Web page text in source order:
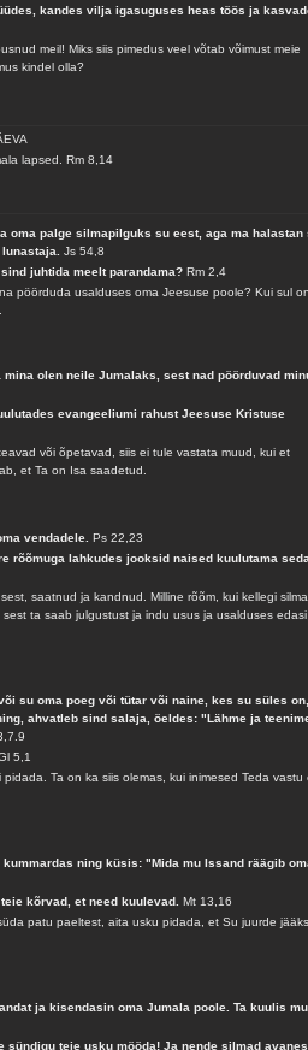
kandes vilja igasuguses heas töös ja
meil! Miks siis pimedus veel võtab võimust meie
kindel olla?
lapsed.Rm 8,14
oma palge silmapilguks su eest, aga ma halastan
lunastaja.Js 54,8
juhtida meelt parandama?Rm 2,4
pöörduda usalduses oma Jeesuse poole? Kui sul on
olen neile Jumalaks, sest nad pöörduvad
evangeeliumi rahust Jeesuse Kristuse
või õpetavad, siis ei tule vastata muud, kui et
et Ta on Isa saadetud.
vendadele.Ps 22,23
rõõmuga lahkudes jooksid naised kuulutama seda
saatnud ja kandnud. Milline rõõm, kui kellegi
ta saab julgustust ja indu usus ja usalduses edasi
su oma poeg või tütar või naine, kes su süles on,
ahvatleb sind salaja, öeldes: "Lähme ja
5,1
Ta on ka siis olemas, kui inimesed Teda vastu
ning küsis: "Mida mu Issand räägib
kõrvad, et need kuulevad.Mt 13,16
patu paeltest, aita usku pidada, et Su juurde
ja kisendasin oma Jumala poole. Ta kuulis mu
teie usku mööda! Ja nende silmad